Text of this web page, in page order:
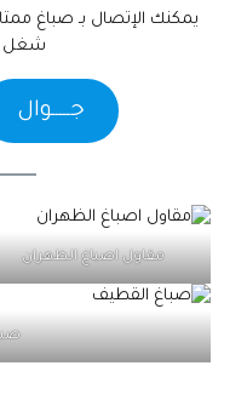
يمكنك الإتصال بـ صباغ
شغل
جـــــوال
مقاول اصباغ الظهران